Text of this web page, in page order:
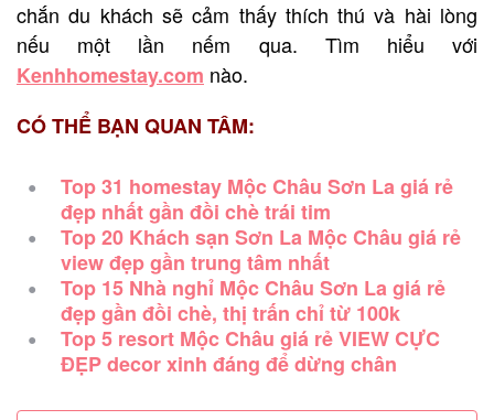
chắn du khách sẽ cảm thấy thích thú và hài lòng
nếu một lần nếm qua. Tìm hiểu với
Kenhhomestay.com nào.
CÓ THỂ BẠN QUAN TÂM:
Top 31 homestay Mộc Châu Sơn La giá rẻ
đẹp nhất gần đồi chè trái tim
Top 20 Khách sạn Sơn La Mộc Châu giá rẻ
view đẹp gần trung tâm nhất
Top 15 Nhà nghỉ Mộc Châu Sơn La giá rẻ
đẹp gần đồi chè, thị trấn chỉ từ 100k
Top 5 resort Mộc Châu giá rẻ VIEW CỰC
ĐẸP decor xinh đáng để dừng chân